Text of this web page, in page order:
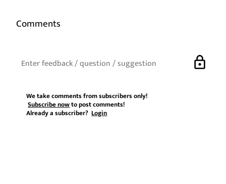
Comments
lock
We take comments from subscribers only!
Subscribe nowto post comments!
Already a subscriber?Login